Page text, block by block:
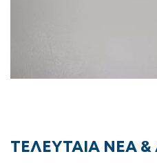
ΤΕΛΕΥΤΑΙΑ ΝΕΑ